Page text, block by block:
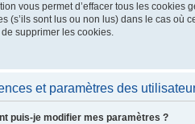
vous permet d’effacer tous les cookies
(s’ils sont lus ou non lus) dans le cas où
supprimer les cookies.
et paramètres des
puis-je modifier mes paramètres ?